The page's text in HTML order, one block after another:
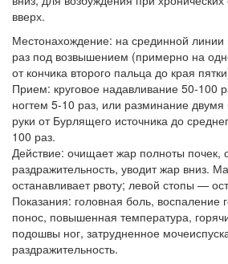
вверх.
Местонахождение: на срединной
раз под возвышением (примерно на
от кончика второго пальца до края
Прием: круговое надавливание 50-100
ногтем 5-10 раз, или разминание
руки от Бурлящего источника до
100 раз.
Действие: очищает жар полноты почек,
раздражительность, уводит жар вниз.
останавливает рвоту; левой стопы —
Показания: головная боль, воспаление
понос, повышенная температура,
подошвы ног, затрудненное
раздражительность.